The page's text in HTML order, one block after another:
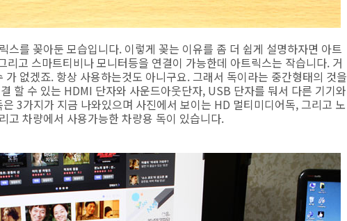
스를 꽂아둔 모습입니다. 이렇게 꽂는 이유를 좀 더 쉽게 설명하자면 아트
고 스마트티비나 모니터등을 연결이 가능한데 아트릭스는 작습니다. 거
없겠죠. 항상 사용하는것도 아니구요. 그래서 독이라는 중간형태의 것을
할 수 있는 HDMI 단자와 사운드아웃단자, USB 단자를 둬서 다른 기기와
3가지가 지금 나와있으며 사진에서 보이는 HD 멀티미디어독, 그리고 노
고 차량에서 사용가능한 차량용 독이 있습니다.